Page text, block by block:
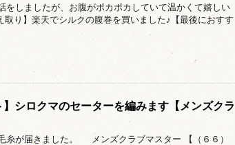
をしましたが、お腹がポカポカしていて温かくて嬉しい
り】楽天でシルクの腹巻を買いました♪【最後におすす
】シロクマのセーターを編みます【メンズクラ
糸が届きました。 メンズクラブマスター 【（６６）